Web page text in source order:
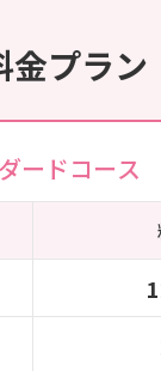
金プラン
ードコース